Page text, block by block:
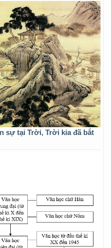
sự tại Trời, Trời kia đã bắt